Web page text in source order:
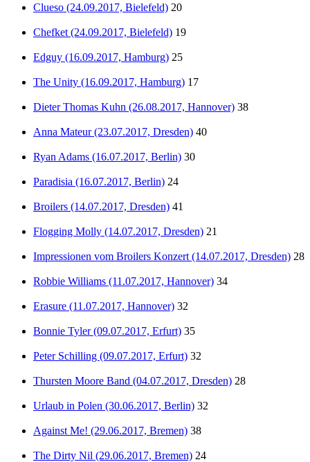
Clueso (24.09.2017, Bielefeld) 20
Chefket (24.09.2017, Bielefeld) 19
Edguy (16.09.2017, Hamburg) 25
The Unity (16.09.2017, Hamburg) 17
Dieter Thomas Kuhn (26.08.2017, Hannover) 38
Anna Mateur (23.07.2017, Dresden) 40
Ryan Adams (16.07.2017, Berlin) 30
Paradisia (16.07.2017, Berlin) 24
Broilers (14.07.2017, Dresden) 41
Flogging Molly (14.07.2017, Dresden) 21
Impressionen vom Broilers Konzert (14.07.2017, Dresden) 28
Robbie Williams (11.07.2017, Hannover) 34
Erasure (11.07.2017, Hannover) 32
Bonnie Tyler (09.07.2017, Erfurt) 35
Peter Schilling (09.07.2017, Erfurt) 32
Thursten Moore Band (04.07.2017, Dresden) 28
Urlaub in Polen (30.06.2017, Berlin) 32
Against Me! (29.06.2017, Bremen) 38
The Dirty Nil (29.06.2017, Bremen) 24